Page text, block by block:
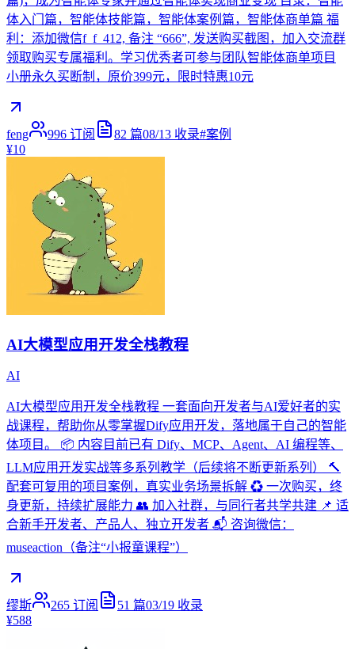
体入门篇，智能体技能篇，智能体案例篇，智能体商单篇 福
利：添加微信f_f_412, 备注 “666”, 发送购买截图，加入交流群
领取购买专属福利。学习优秀者可参与团队智能体商单项目
小册永久买断制，原价399元，限时特惠10元
feng 996 订阅 82 篇08/13 收录#案例
¥10
AI大模型应用开发全栈教程
AI
AI大模型应用开发全栈教程 一套面向开发者与AI爱好者的实
战课程，帮助你从零掌握Dify应用开发，落地属于自己的智能
体项目。 📦 内容目前已有 Dify、MCP、Agent、AI 编程等、
LLM应用开发实战等多系列教学（后续将不断更新系列） 🔨
配套可复用的项目案例，真实业务场景拆解 ♻️ 一次购买，终
身更新，持续扩展能力 👥 加入社群，与同行者共学共建 📌 适
合新手开发者、产品人、独立开发者 📬 咨询微信：
museaction（备注“小报童课程”）
缪斯 265 订阅 51 篇03/19 收录
¥588